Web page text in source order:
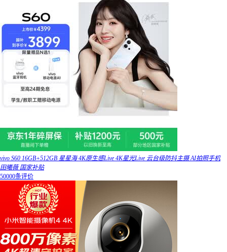
vivo S60 16GB+512GB 星星海 4K原生感Live 4K星光Live 云台级防抖主摄 AI拍照手机
田曦薇 国家补贴
50000条评价